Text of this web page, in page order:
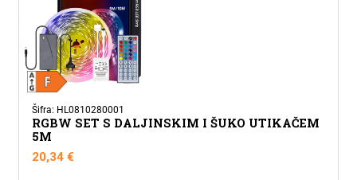
Šifra: HL0810280001
RGBW SET S DALJINSKIM I ŠUKO UTIKAČEM
5M
20,34€